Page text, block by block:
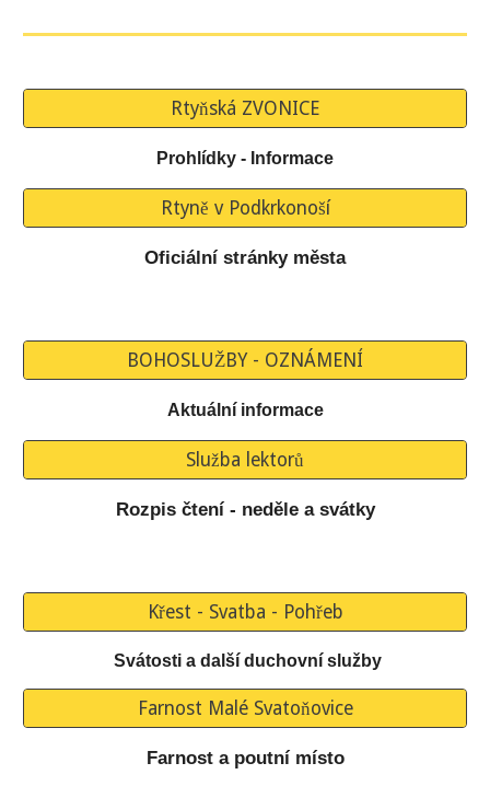
Rtyňská ZVONICE
Prohlídky - Informace
Rtyně v Podkrkonoší
Oficiální stránky města
BOHOSLUŽBY - OZNÁMENÍ
Aktuální informace
Služba lektorů
Rozpis čtení - neděle a svátky
Křest - Svatba - Pohřeb
Svátosti a další duchovní služby
Farnost Malé Svatoňovice
Farnost a poutní místo